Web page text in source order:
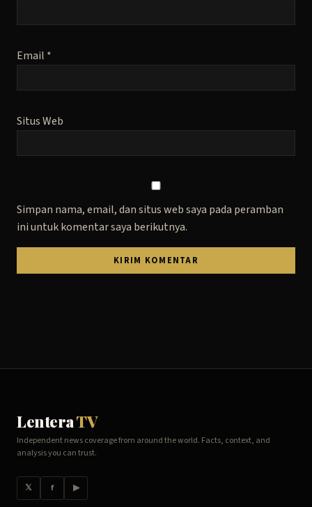
Email *
Situs Web
Simpan nama, email, dan situs web saya pada peramban
ini untuk komentar saya berikutnya.
LenteraTV
Independent news coverage from around the world. Facts, context, and
analysis you can trust.
𝕏 f ▶